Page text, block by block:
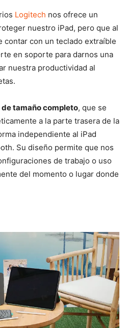
Logitech nos ofrece un
nuestro iPad, pero que al
contar con un teclado extraíble
en soporte para darnos una
nuestra productividad al
tamaño completo, que se
a la parte trasera de la
independiente al iPad
Su diseño permite que nos
de trabajo o uso
del momento o lugar donde